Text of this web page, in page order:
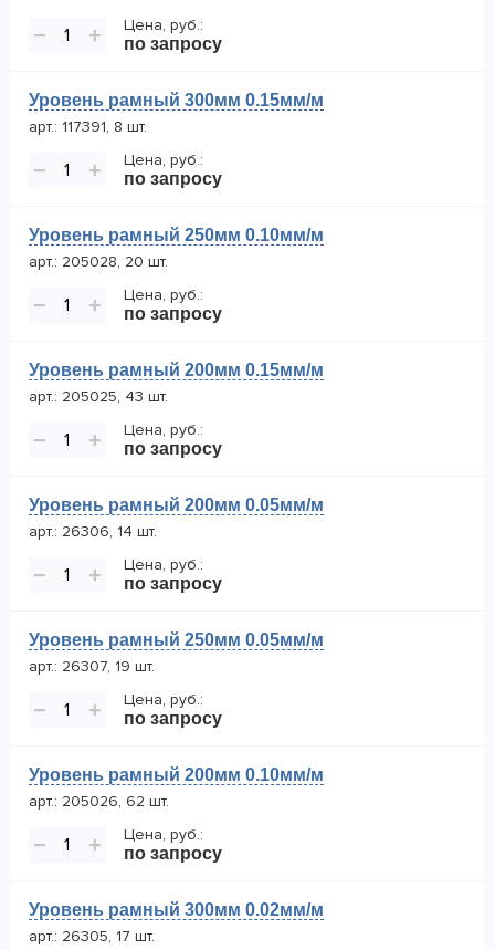
− +
Цена, руб.:
по запросу
Уровень рамный 300мм 0.15мм/м
арт.: 117391, 8 шт.
− +
Цена, руб.:
по запросу
Уровень рамный 250мм 0.10мм/м
арт.: 205028, 20 шт.
− +
Цена, руб.:
по запросу
Уровень рамный 200мм 0.15мм/м
арт.: 205025, 43 шт.
− +
Цена, руб.:
по запросу
Уровень рамный 200мм 0.05мм/м
арт.: 26306, 14 шт.
− +
Цена, руб.:
по запросу
Уровень рамный 250мм 0.05мм/м
арт.: 26307, 19 шт.
− +
Цена, руб.:
по запросу
Уровень рамный 200мм 0.10мм/м
арт.: 205026, 62 шт.
− +
Цена, руб.:
по запросу
Уровень рамный 300мм 0.02мм/м
арт.: 26305, 17 шт.